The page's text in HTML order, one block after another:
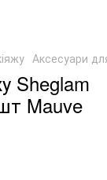
Аксесуари
Sheglam
Mauve